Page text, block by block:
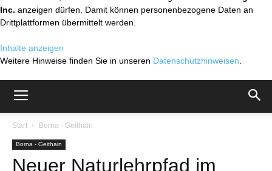
Inc. anzeigen dürfen. Damit können personenbezogene Daten an
Drittplattformen übermittelt werden.
Inhalte anzeigen
Weitere Hinweise finden Sie in unseren Datenschutzhinweisen
Start Borna - Geithain
Borna - Geithain
Neuer Naturlehrpfad im